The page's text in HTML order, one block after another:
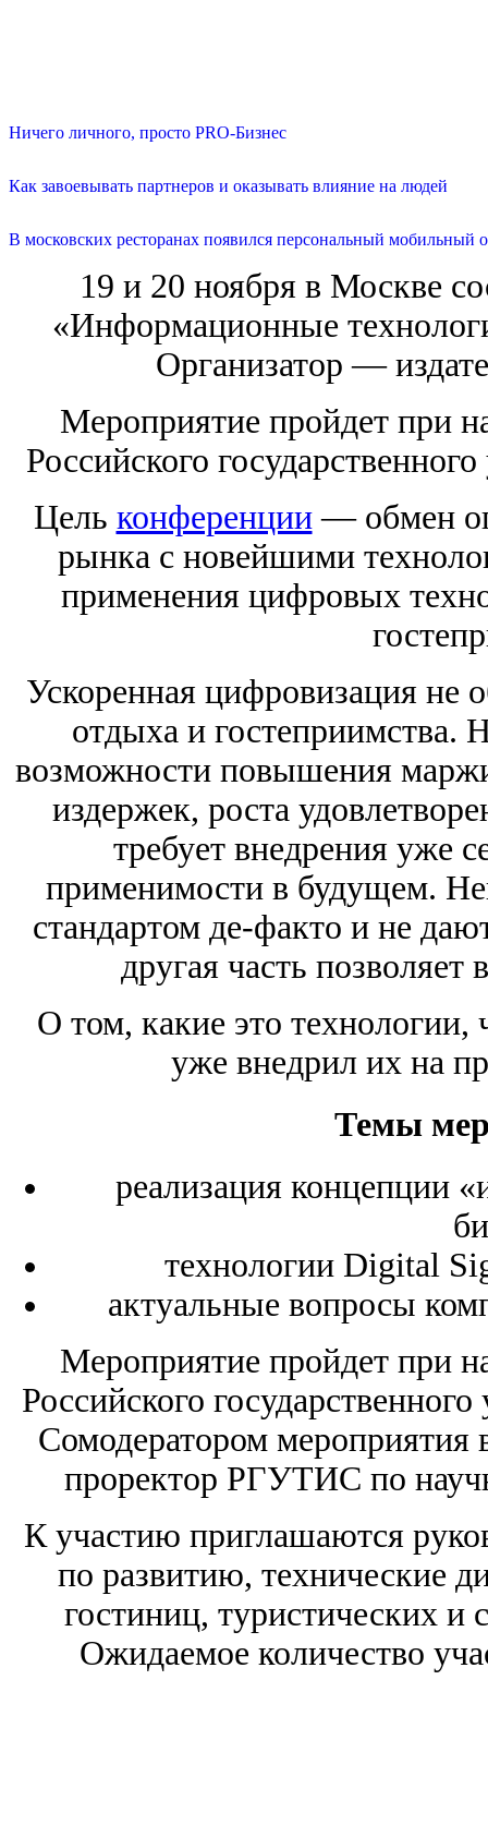
Ничего личного, просто PRO-Бизнес
Как завоевывать партнеров и оказывать влияние на людей
В московских ресторанах появился персональный мобильный
19 и 20 ноября в Москве
«Информационные
Организатор —
Мероприятие пройдет при
Российского
Цель конференции— обмен
рынка с новейшими
применения цифровых
Ускоренная цифровизация не
отдыха и гостеприимства.
возможности повышения
издержек, роста
требует внедрения уже
применимости в будущем.
стандартом де-факто и не
другая часть
О том, какие это технологии,
уже внедрил их на
Темы
реализация концепции
технологии Digital
актуальные вопросы
Мероприятие пройдет при
Российского
Сомодератором мероприятия
проректор РГУТИС по
К участию приглашаются
по развитию, технические
гостиниц, туристических и
Ожидаемое количество